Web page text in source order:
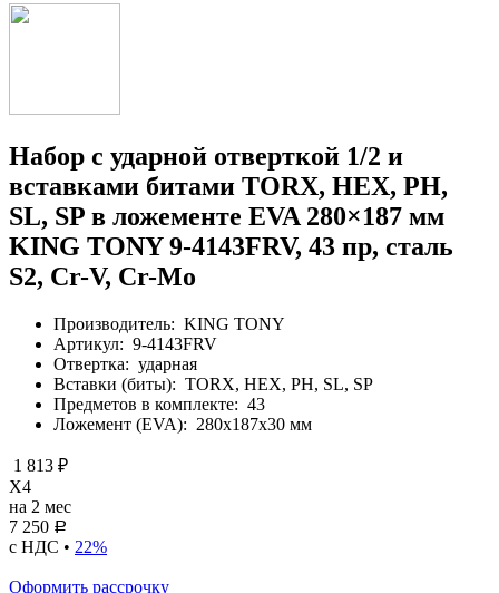
Набор с ударной отверткой 1/2 и
вставками битами TORX, HEX, PH,
SL, SP в ложементе EVA 280×187 мм
KING TONY 9-4143FRV, 43 пр, сталь
S2, Cr-V, Cr-Mo
Производитель: KING TONY
Артикул: 9-4143FRV
Отвертка: ударная
Вставки (биты): TORX, HEX, PH, SL, SP
Предметов в комплекте: 43
Ложемент (EVA): 280х187х30 мм
1 813 ₽
X4
на 2 мес
7 250 Р
с НДС • 22%
Оформить рассрочку